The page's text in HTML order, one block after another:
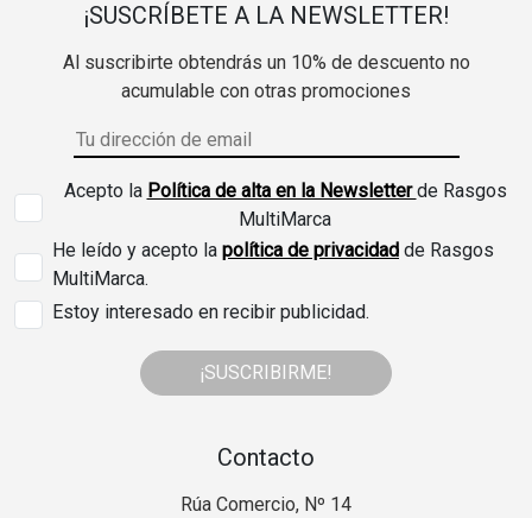
¡SUSCRÍBETE A LA NEWSLETTER!
Al suscribirte obtendrás un 10% de descuento no
acumulable con otras promociones
Acepto la Política de alta en la Newsletterde Rasgos
MultiMarca
He leído y acepto la política de privacidad de Rasgos
MultiMarca.
Estoy interesado en recibir publicidad.
¡SUSCRIBIRME!
Contacto
Rúa Comercio, Nº 14